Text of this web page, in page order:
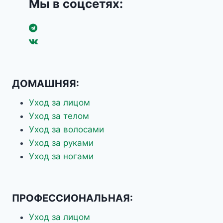
Молочные липиды
Ниацинамид
Пантенол
Папаин
Пчелиный воск
Спирулина платенсис
Токоферол + ацетат
Троксерутин
Фитоэкдистероиды
Фосфатидилхолин
Экстракт ежевики
Экстракт настурции
Экстракт Ромашки
Экстракт семян зизифуса
Мы в соцсетях:
ДОМАШНЯЯ:
Уход за лицом
Уход за телом
Уход за волосами
Уход за руками
Уход за ногами
ПРОФЕССИОНАЛЬНАЯ:
Уход за лицом